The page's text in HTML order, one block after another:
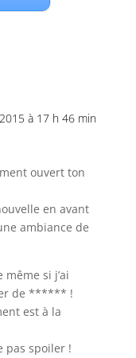
à 17 h 46 min
ouvert ton
en avant
ambiance de
si j’ai
de ****** !
est à la
pas spoiler !